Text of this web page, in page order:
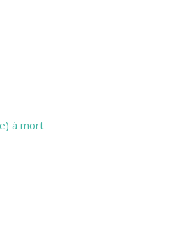
à mort